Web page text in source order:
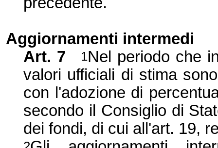
Aggiornamenti intermedi
Art. 7
1Nel periodo che
valori ufficiali di stima
con l'adozione di
secondo il Consiglio di
dei fondi, di cui all'art. 19,